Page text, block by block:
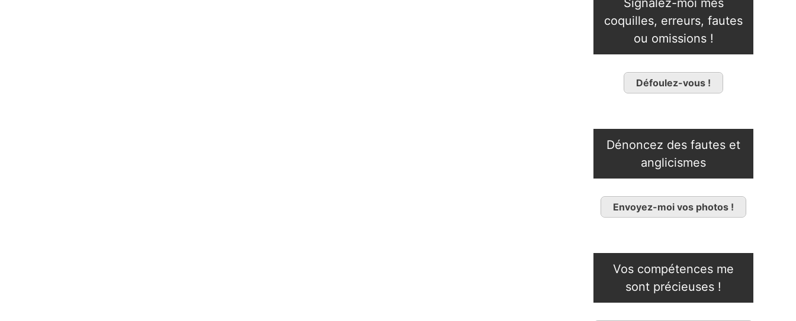
Signalez-moi mes
coquilles, erreurs, fautes
ou omissions !
Défoulez-vous !
Dénoncez des fautes et
anglicismes
Envoyez-moi vos photos !
Vos compétences me
sont précieuses !